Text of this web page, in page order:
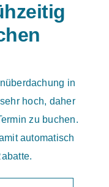
in
hoch, daher
zu buchen.
automatisch